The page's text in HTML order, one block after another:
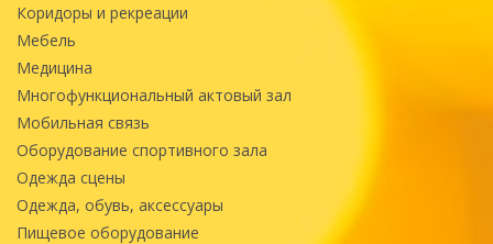
Коридоры и рекреации
Мебель
Медицина
Многофункциональный актовый зал
Мобильная связь
Оборудование спортивного зала
Одежда сцены
Одежда, обувь, аксессуары
Пищевое оборудование